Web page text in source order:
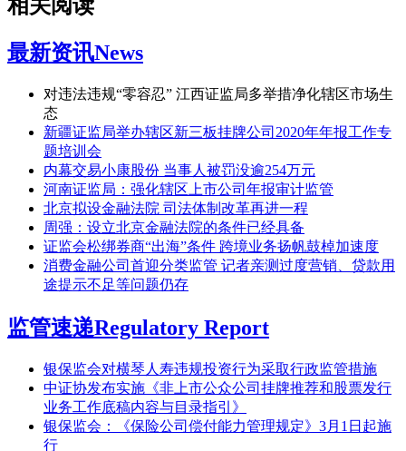
相关阅读
最新资讯News
对违法违规“零容忍” 江西证监局多举措净化辖区市场生
态
新疆证监局举办辖区新三板挂牌公司2020年年报工作专
题培训会
内幕交易小康股份 当事人被罚没逾254万元
河南证监局：强化辖区上市公司年报审计监管
北京拟设金融法院 司法体制改革再进一程
周强：设立北京金融法院的条件已经具备
证监会松绑券商“出海”条件 跨境业务扬帆鼓棹加速度
消费金融公司首迎分类监管 记者亲测过度营销、贷款用
途提示不足等问题仍存
监管速递Regulatory Report
银保监会对横琴人寿违规投资行为采取行政监管措施
中证协发布实施《非上市公众公司挂牌推荐和股票发行
业务工作底稿内容与目录指引》
银保监会：《保险公司偿付能力管理规定》3月1日起施
行